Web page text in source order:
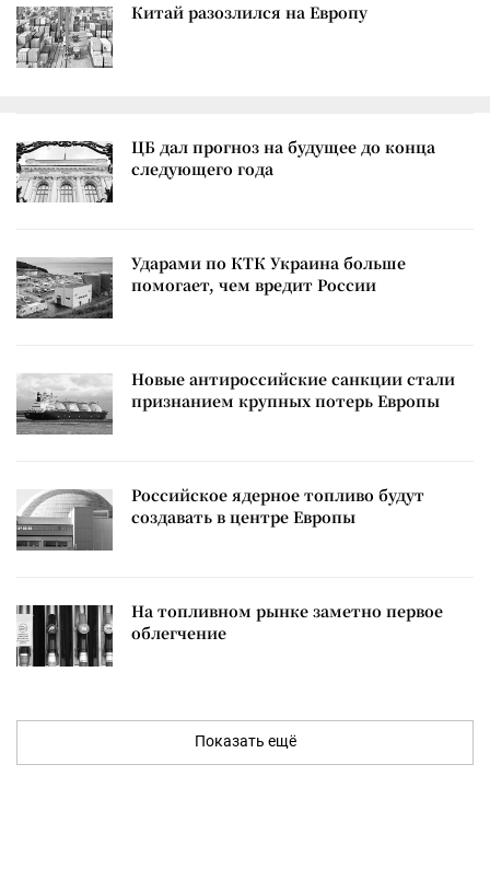
Китай разозлился на Европу
ЦБ дал прогноз на будущее до конца
следующего года
Ударами по КТК Украина больше
помогает, чем вредит России
Новые антироссийские санкции стали
признанием крупных потерь Европы
Российское ядерное топливо будут
создавать в центре Европы
На топливном рынке заметно первое
облегчение
Показать ещё